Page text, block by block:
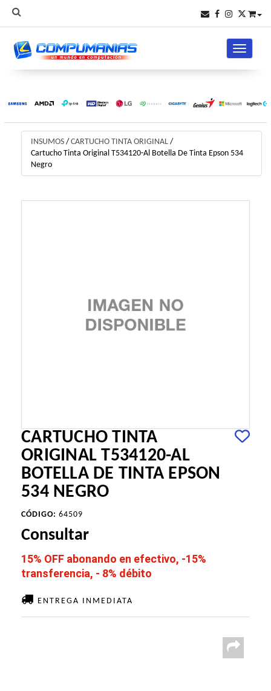
Toggle
INSUMOS / CARTUCHO TINTA ORIGINAL /
Cartucho Tinta Original T534120-Al Botella De Tinta Epson 534
Negro
CARTUCHO TINTA
ORIGINAL T534120-AL
BOTELLA DE TINTA EPSON
534 NEGRO
CÓDIGO: 64509
Consultar
15% OFF abonando en efectivo, -15%
transferencia, - 8% débito
ENTREGA INMEDIATA